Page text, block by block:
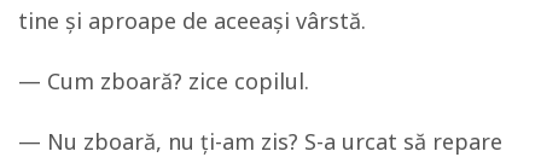
tine și aproape de aceeași vârstă.
— Cum zboară? zice copilul.
— Nu zboară, nu ți-am zis? S-a urcat să repare